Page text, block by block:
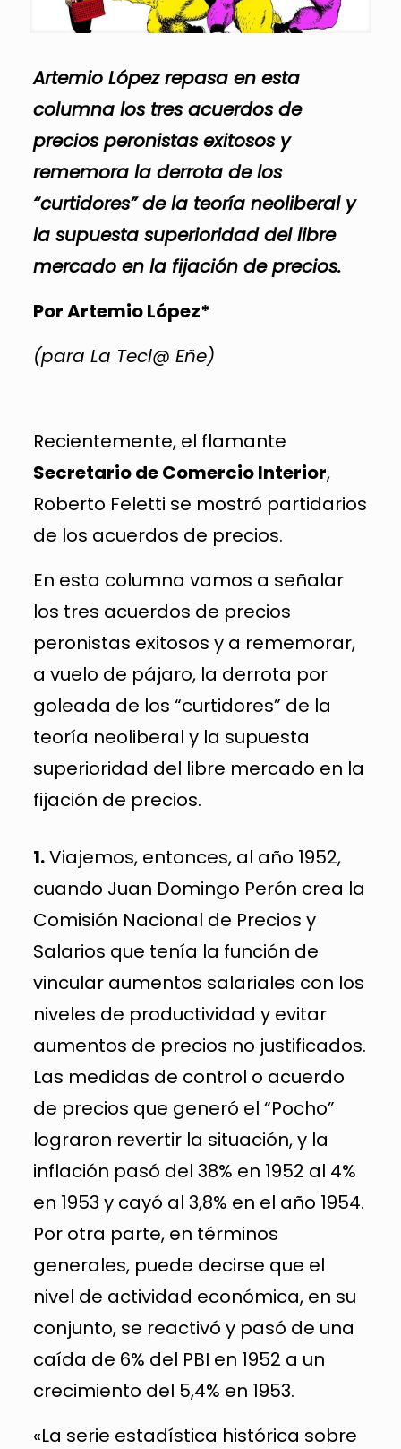
Artemio López repasa en esta
columna los tres acuerdos de
precios peronistas exitosos y
rememora la derrota de los
“curtidores” de la teoría neoliberal y
la supuesta superioridad del libre
mercado en la fijación de precios.
Por Artemio López*
(para La Tecl@ Eñe)
Recientemente, el flamante
Secretario de Comercio Interior,
Roberto Feletti se mostró partidarios
de los acuerdos de precios.
En esta columna vamos a señalar
los tres acuerdos de precios
peronistas exitosos y a rememorar,
a vuelo de pájaro, la derrota por
goleada de los “curtidores” de la
teoría neoliberal y la supuesta
superioridad del libre mercado en la
fijación de precios.
1.Viajemos, entonces, al año 1952,
cuando Juan Domingo Perón crea la
Comisión Nacional de Precios y
Salarios que tenía la función de
vincular aumentos salariales con los
niveles de productividad y evitar
aumentos de precios no justificados.
Las medidas de control o acuerdo
de precios que generó el “Pocho”
lograron revertir la situación, y la
inflación pasó del 38% en 1952 al 4%
en 1953 y cayó al 3,8% en el año 1954.
Por otra parte, en términos
generales, puede decirse que el
nivel de actividad económica, en su
conjunto, se reactivó y pasó de una
caída de 6% del PBI en 1952 a un
crecimiento del 5,4% en 1953.
«La serie estadística histórica sobre